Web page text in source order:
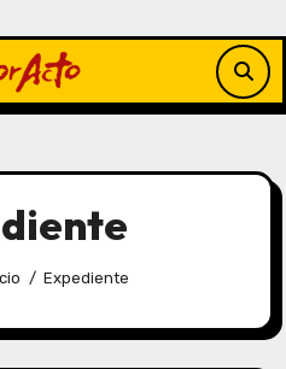
Expediente